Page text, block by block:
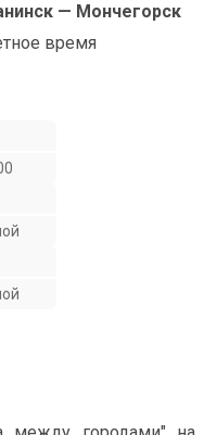
— Мончегорск
время